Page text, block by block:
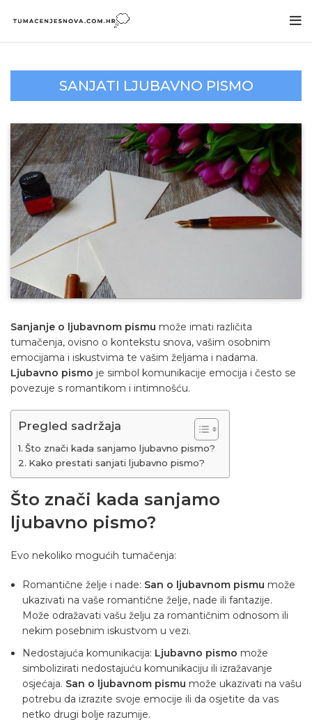
SANJATI LJUBAVNO PISMO
Sanjanje o ljubavnom pismu može imati različita
tumačenja, ovisno o kontekstu snova, vašim osobnim
emocijama i iskustvima te vašim željama i nadama.
Ljubavno pismo je simbol komunikacije emocija i često se
povezuje s romantikom i intimnošću.
Pregled sadržaja
Što znači kada sanjamo ljubavno pismo?
Kako prestati sanjati ljubavno pismo?
Što znači kada sanjamo
ljubavno pismo?
Evo nekoliko mogućih tumačenja:
Romantične želje i nade: San o ljubavnom pismu može
ukazivati ​​na vaše romantične želje, nade ili fantazije.
Može odražavati vašu želju za romantičnim odnosom ili
nekim posebnim iskustvom u vezi.
Nedostajuća komunikacija: Ljubavno pismo može
simbolizirati nedostajuću komunikaciju ili izražavanje
osjećaja. San o ljubavnom pismu može ukazivati ​​na vašu
potrebu da izrazite svoje emocije ili da osjetite da vas
netko drugi bolje razumije.